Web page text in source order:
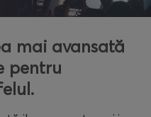
mai avansată
pentru